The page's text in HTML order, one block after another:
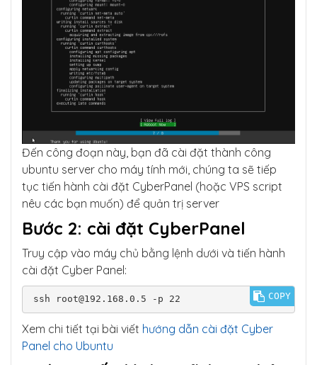
Đến công đoạn này, bạn đã cài đặt thành công
ubuntu server cho máy tính mới, chúng ta sẽ tiếp
tục tiến hành cài đặt CyberPanel (hoặc VPS script
nêu các bạn muốn) để quản trị server
Bước 2: cài đặt CyberPanel
Truy cập vào máy chủ bằng lệnh dưới và tiến hành
cài đặt Cyber Panel:
ssh root@192.168.0.5 -p 22 COPY
Xem chi tiết tại bài viết hướng dẫn cài đặt Cyber
Panel cho Ubuntu